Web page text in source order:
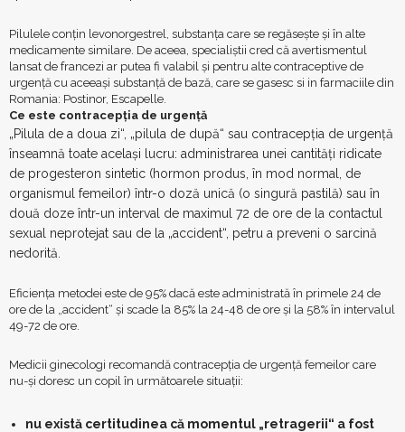
Pilulele conţin levonorgestrel, substanţa care se regăseşte şi în alte
medicamente similare. De aceea, specialiştii cred că avertismentul
lansat de francezi ar putea fi valabil şi pentru alte contraceptive de
urgenţă cu aceeaşi substanţă de bază, care se gasesc si in farmaciile din
Romania: Postinor, Escapelle.
Ce este contracepţia de urgenţă
„Pilula de a doua zi“, „pilula de după“ sau contracepţia de urgenţă
înseamnă toate acelaşi lucru: administrarea unei cantităţi ridicate
de progesteron sintetic (hormon produs, în mod normal, de
organismul femeilor) într-o doză unică (o singură pastilă) sau în
două doze într-un interval de maximul 72 de ore de la contactul
sexual neprotejat sau de la „accident“, petru a preveni o sarcină
nedorită.
Eficienţa metodei este de 95% dacă este administrată în primele 24 de
ore de la „accident“ şi scade la 85% la 24-48 de ore şi la 58% în intervalul
49-72 de ore.
Medicii ginecologi recomandă contracepţia de urgenţă femeilor care
nu-şi doresc un copil în următoarele situaţii:
nu există certitudinea că momentul „retragerii“ a fost